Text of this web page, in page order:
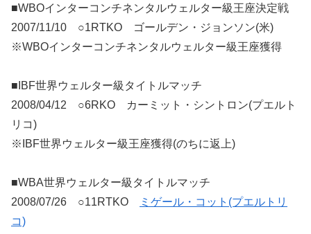
■WBOインターコンチネンタルウェルター級王座決定戦
2007/11/10 ○1RTKO ゴールデン・ジョンソン(米)
※WBOインターコンチネンタルウェルター級王座獲得
■IBF世界ウェルター級タイトルマッチ
2008/04/12 ○6RKO カーミット・シントロン(プエルト
リコ)
※IBF世界ウェルター級王座獲得(のちに返上)
■WBA世界ウェルター級タイトルマッチ
2008/07/26 ○11RTKO
ミゲール・コット(プエルトリ
コ)